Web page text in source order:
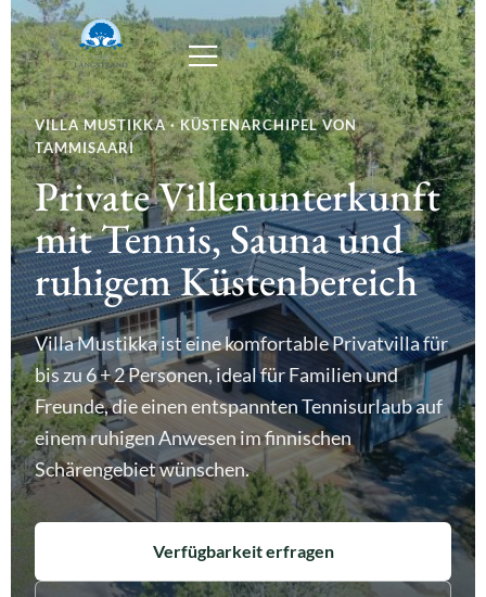
VILLA MUSTIKKA · KÜSTENARCHIPEL VON
TAMMISAARI
Private Villenunterkunft
mit Tennis, Sauna und
ruhigem Küstenbereich
Villa Mustikka ist eine komfortable Privatvilla für
bis zu 6 + 2 Personen, ideal für Familien und
Freunde, die einen entspannten Tennisurlaub auf
einem ruhigen Anwesen im finnischen
Schärengebiet wünschen.
Verfügbarkeit erfragen